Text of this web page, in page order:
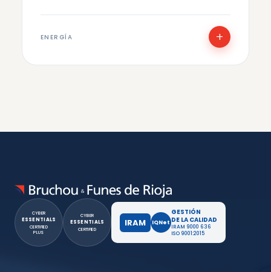
ENERGÍA +
CYBER
ESSENTIALS
CERTIFIED
PLUS
CYBER
ESSENTIALS
CERTIFIED
IRAM IQNet
GESTIÓN
DE LA CALIDAD
IRAM 9000 636
ISO 9001:2015